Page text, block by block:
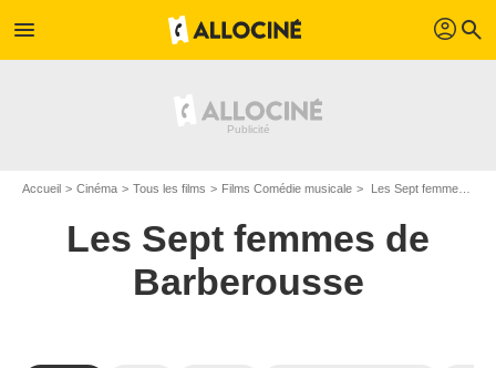
menu profil search
Accueil Cinéma Tous les films Films Comédie musicale Les Sept femmes de Barberousse de Stanley Donen
Les Sept femmes de
Barberousse